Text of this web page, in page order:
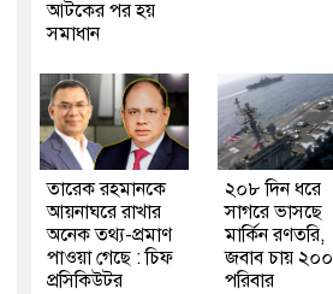
আটকের পর হয়
সমাধান
তারেক রহমানকে
আয়নাঘরে রাখার
অনেক তথ্য-প্রমাণ
পাওয়া গেছে : চিফ
প্রসিকিউটর
২০৮ দিন ধরে
সাগরে ভাসছে
মার্কিন রণতরি,
জবাব চায় ২০০
পরিবার